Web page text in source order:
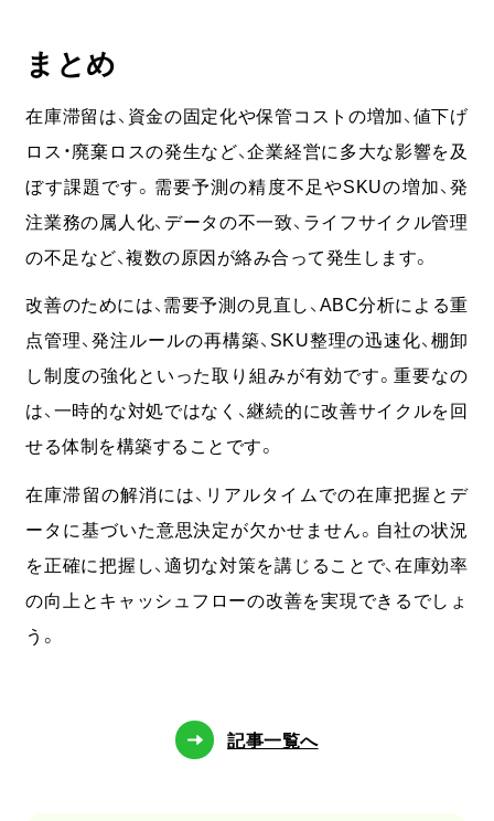
まとめ
在庫滞留は、資金の固定化や保管コストの増加、値下げ
ロス・廃棄ロスの発生など、企業経営に多大な影響を及
ぼす課題です。需要予測の精度不足やSKUの増加、発
注業務の属人化、データの不一致、ライフサイクル管理
の不足など、複数の原因が絡み合って発生します。
改善のためには、需要予測の見直し、ABC分析による重
点管理、発注ルールの再構築、SKU整理の迅速化、棚卸
し制度の強化といった取り組みが有効です。重要なの
は、一時的な対処ではなく、継続的に改善サイクルを回
せる体制を構築することです。
在庫滞留の解消には、リアルタイムでの在庫把握とデ
ータに基づいた意思決定が欠かせません。自社の状況
を正確に把握し、適切な対策を講じることで、在庫効率
の向上とキャッシュフローの改善を実現できるでしょ
う。
記事一覧へ